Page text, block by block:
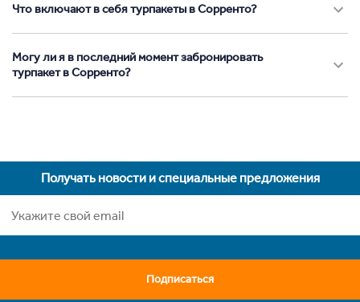
Что включают в себя турпакеты в Сорренто?
Могу ли я в последний момент забронировать
турпакет в Сорренто?
Получать новости и специальные предложения
Подписаться